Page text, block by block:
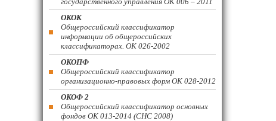
ОКОК
Общероссийский классификатор
информации об общероссийских
классификаторах. ОК 026-2002
ОКОПФ
Общероссийский классификатор
организационно-правовых форм ОК 028-2012
ОКОФ 2
Общероссийский классификатор основных
фондов ОК 013-2014 (СНС 2008)